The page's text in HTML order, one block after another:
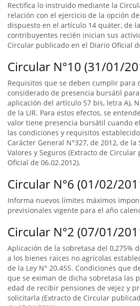
Rectifica lo instruido mediante la
relación con el ejercicio de la opción
dispuesto en el artículo 14 quáter, de
contribuyentes recién inician sus
Circular publicado en el Diario Oficial
Circular N°10 (31/01/
Requisitos que se deben cumplir para
considerado de presencia bursátil
aplicación del artículo 57 bis, letra A),
de la LIR. Para estos efectos, se
valor tiene presencia bursátil cuando
las condiciones y requisitos
Carácter General N°327, de 2012, de
Valores y Seguros (Extracto de
Oficial de 06.02.2012).
Circular N°6 (01/02/
Informa nuevos límites máximos
previsionales vigente para el año
Circular N°2 (07/01/
Aplicación de la sobretasa del 0,275%
a los bienes raices no agrícolas
de la Ley N° 20.455. Condiciones que
que se eximan de dicha sobretasa las
edad de recibir pensiones de vejez y
solicitarla (Extracto de Circular